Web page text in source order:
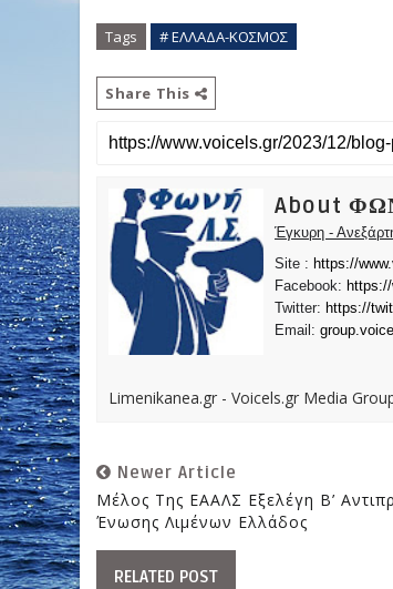
Tags # ΕΛΛΑΔΑ-ΚΟΣΜΟΣ
Share This
About
Έγκυρη -
Site : https://
Facebook:
Twitter: https://
Email:
Limenikanea.gr - Voicels.gr Media
Newer Article
Μέλος Της ΕΑΑΛΣ Εξελέγη Β’
Ένωσης Λιμένων Ελλάδος
RELATED POST